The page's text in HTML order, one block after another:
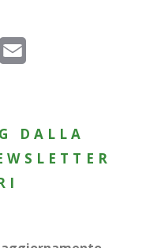
WhatsApp
DALLA